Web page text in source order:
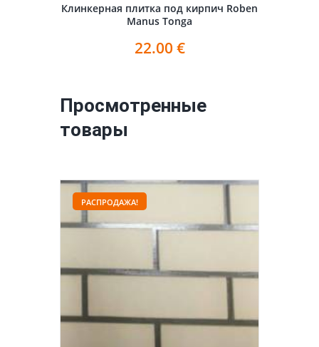
Клинкерная плитка под кирпич Roben
Manus Tonga
22.00 €
Просмотренные
товары
РАСПРОДАЖА!